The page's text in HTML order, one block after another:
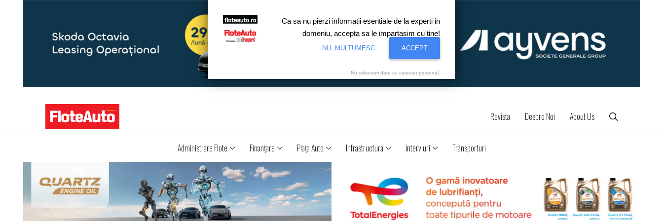
Revista Despre Noi About Us
Administrare Flote Finanţare Piaţa Auto Infrastructură Interviuri Transporturi
Ca sa nu pierzi informatii esentiale de la experti in
domeniu, accepta sa le impartasim cu tine!
NU, MULTUMESC ACCEPT
Nu colectam date cu caracter personal.